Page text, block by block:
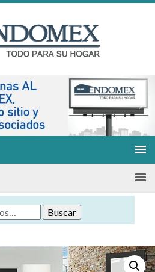
Buscar